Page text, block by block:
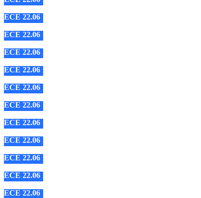
ECE 22.06
ECE 22.06
ECE 22.06
ECE 22.06
ECE 22.06
ECE 22.06
ECE 22.06
ECE 22.06
ECE 22.06
ECE 22.06
ECE 22.06